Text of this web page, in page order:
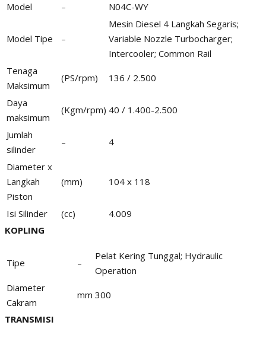
Model – N04C-WY
Model Tipe –
Mesin Diesel 4 Langkah Segaris;
Variable Nozzle Turbocharger;
Intercooler; Common Rail
Tenaga
Maksimum
(PS/rpm) 136 / 2.500
Daya
maksimum
(Kgm/rpm) 40 / 1.400-2.500
Jumlah
silinder
– 4
Diameter x
Langkah
Piston
(mm) 104 x 118
Isi Silinder (cc)
4.009
KOPLING
Tipe –
Pelat Kering Tunggal; Hydraulic
Operation
Diameter
Cakram
mm 300
TRANSMISI